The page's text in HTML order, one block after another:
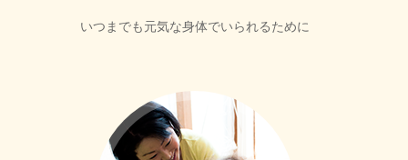
いつまでも元気な身体でいられるために